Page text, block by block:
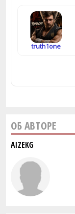
truth1one
ОБ АВТОРЕ
AIZEKG